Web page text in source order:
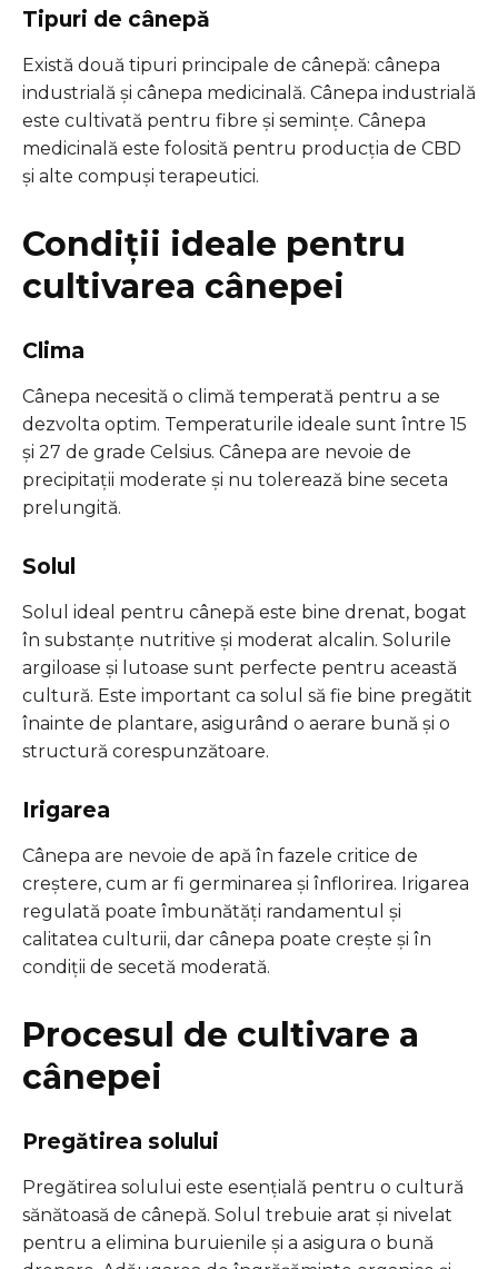
Tipuri de cânepă
Există două tipuri principale de cânepă: cânepa
industrială și cânepa medicinală. Cânepa industrială
este cultivată pentru fibre și semințe. Cânepa
medicinală este folosită pentru producția de CBD
și alte compuși terapeutici.
Condiții ideale pentru
cultivarea cânepei
Clima
Cânepa necesită o climă temperată pentru a se
dezvolta optim. Temperaturile ideale sunt între 15
și 27 de grade Celsius. Cânepa are nevoie de
precipitații moderate și nu tolerează bine seceta
prelungită.
Solul
Solul ideal pentru cânepă este bine drenat, bogat
în substanțe nutritive și moderat alcalin. Solurile
argiloase și lutoase sunt perfecte pentru această
cultură. Este important ca solul să fie bine pregătit
înainte de plantare, asigurând o aerare bună și o
structură corespunzătoare.
Irigarea
Cânepa are nevoie de apă în fazele critice de
creștere, cum ar fi germinarea și înflorirea. Irigarea
regulată poate îmbunătăți randamentul și
calitatea culturii, dar cânepa poate crește și în
condiții de secetă moderată.
Procesul de cultivare a
cânepei
Pregătirea solului
Pregătirea solului este esențială pentru o cultură
sănătoasă de cânepă. Solul trebuie arat și nivelat
pentru a elimina buruienile și a asigura o bună